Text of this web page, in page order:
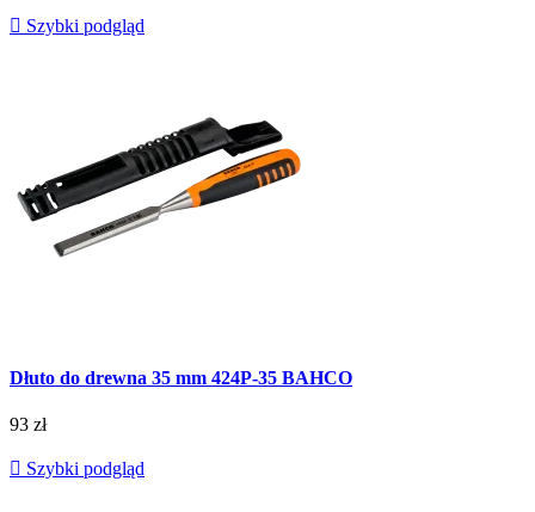
 Szybki podgląd
Dłuto do drewna 35 mm 424P-35 BAHCO
93 zł
 Szybki podgląd